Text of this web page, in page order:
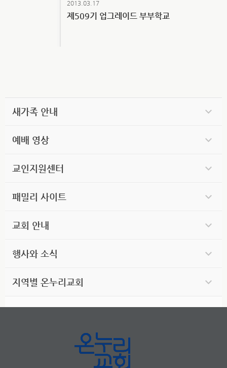
2013.03.17
제509기 업그레이드 부부학교
새가족 안내
예배 영상
교인지원센터
패밀리 사이트
교회 안내
행사와 소식
지역별 온누리교회